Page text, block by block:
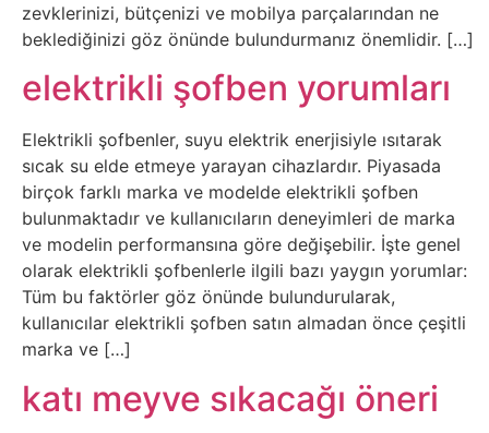
Eğitim
Elektronik
Cihazlar
Facebook
Felsefe
Finans
Genel
Gezi
zevklerinizi, bütçenizi ve mobilya parçalarından ne
beklediğinizi göz önünde bulundurmanız önemlidir. […]
elektrikli şofben yorumları
Elektrikli şofbenler, suyu elektrik enerjisiyle ısıtarak
sıcak su elde etmeye yarayan cihazlardır. Piyasada
birçok farklı marka ve modelde elektrikli şofben
bulunmaktadır ve kullanıcıların deneyimleri de marka
ve modelin performansına göre değişebilir. İşte genel
olarak elektrikli şofbenlerle ilgili bazı yaygın yorumlar:
Tüm bu faktörler göz önünde bulundurularak,
kullanıcılar elektrikli şofben satın almadan önce çeşitli
marka ve […]
katı meyve sıkacağı öneri